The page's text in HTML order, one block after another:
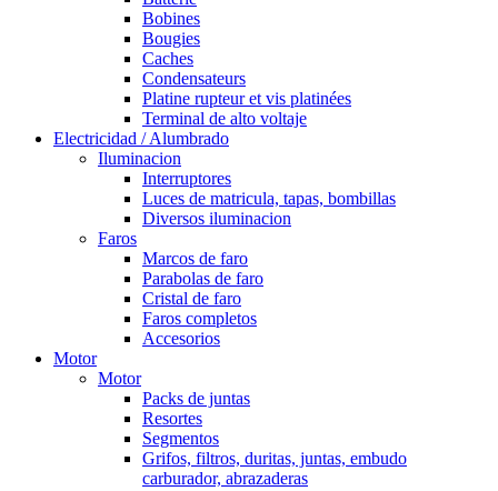
Bobines
Bougies
Caches
Condensateurs
Platine rupteur et vis platinées
Terminal de alto voltaje
Electricidad / Alumbrado
Iluminacion
Interruptores
Luces de matricula, tapas, bombillas
Diversos iluminacion
Faros
Marcos de faro
Parabolas de faro
Cristal de faro
Faros completos
Accesorios
Motor
Motor
Packs de juntas
Resortes
Segmentos
Grifos, filtros, duritas, juntas, embudo
carburador, abrazaderas